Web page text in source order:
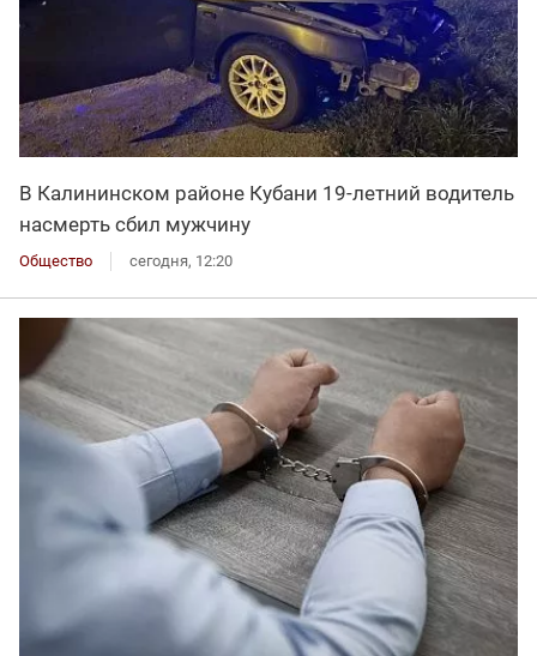
В Калининском районе Кубани 19-летний водитель
насмерть сбил мужчину
Общество сегодня, 12:20